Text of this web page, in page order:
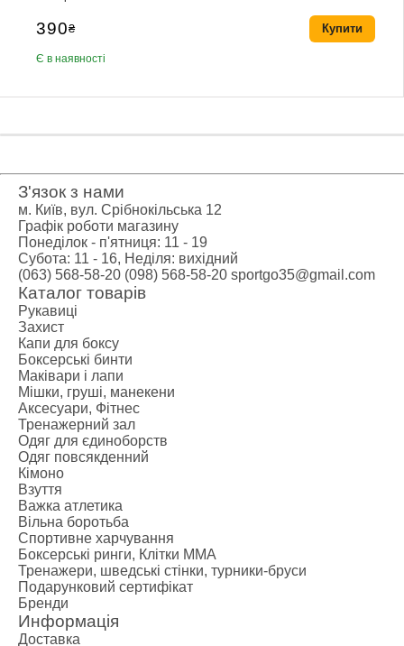
390₴
Є в наявності
Купити
З'язок з нами
м. Київ, вул. Срібнокільська 12
Графік роботи магазину
Понеділок - п'ятниця: 11 - 19
Субота: 11 - 16, Неділя: вихідний
(063) 568-58-20 (098) 568-58-20 sportgo35@gmail.com
Каталог товарів
Рукавиці
Захист
Капи для боксу
Боксерські бинти
Маківари і лапи
Мішки, груші, манекени
Аксесуари, Фітнес
Тренажерний зал
Одяг для єдиноборств
Одяг повсякденний
Кімоно
Взуття
Важка атлетика
Вільна боротьба
Спортивне харчування
Боксерські ринги, Клітки ММА
Тренажери, шведські стінки, турники-бруси
Подарунковий сертифікат
Бренди
Информація
Доставка